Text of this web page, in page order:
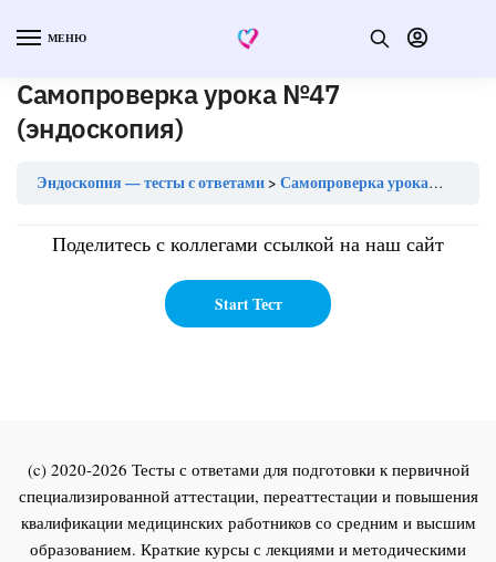
МЕНЮ
Самопроверка урока №47
(эндоскопия)
Эндоскопия — тесты с ответами Самопроверка урока №47 (эндоскопия)
Поделитесь с коллегами ссылкой на наш сайт
(c) 2020-2026 Тесты с ответами для подготовки к первичной
специализированной аттестации, переаттестации и повышения
квалификации медицинских работников со средним и высшим
образованием. Краткие курсы с лекциями и методическими